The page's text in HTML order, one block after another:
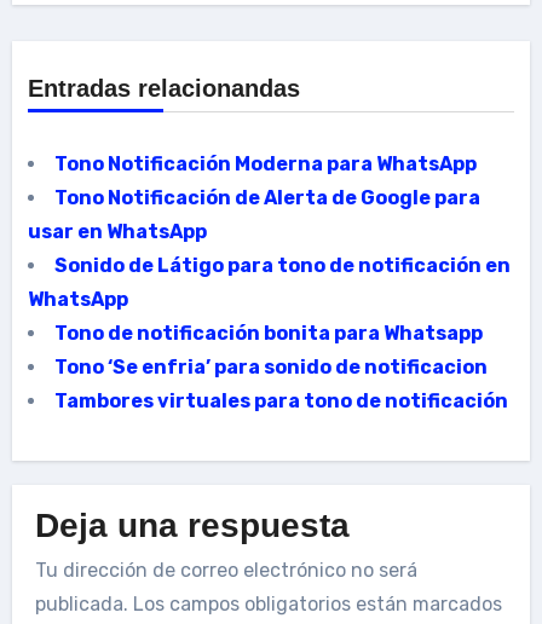
Entradas relacionandas
Tono Notificación Moderna para WhatsApp
Tono Notificación de Alerta de Google para
usar en WhatsApp
Sonido de Látigo para tono de notificación en
WhatsApp
Tono de notificación bonita para Whatsapp
Tono ‘Se enfria’ para sonido de notificacion
Tambores virtuales para tono de notificación
Deja una respuesta
Tu dirección de correo electrónico no será
publicada. Los campos obligatorios están marcados